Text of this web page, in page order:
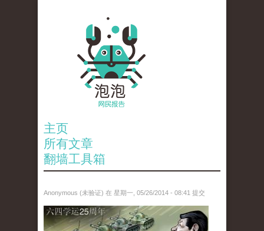
主页
所有文章
翻墙工具箱
Anonymous (未验证) 在 星期一, 05/26/2014 - 08:41 提交
paopao_tiananmen.jpg